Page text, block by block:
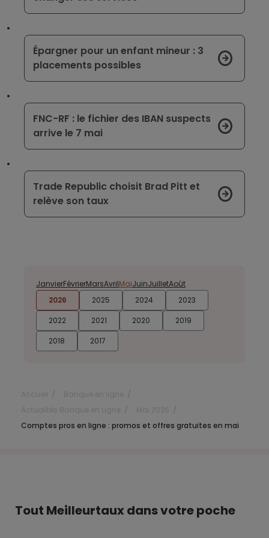
Épargner pour un enfant mineur : 3
placements possibles
FNC-RF : le fichier des IBAN suspects
arrive le 7 mai
Trade Republic choisit Brad Pitt et
relève son taux
2026 2025 2024
2023
2022
2021 2020
2019
2018
2017
JanvierFévrierMarsAvrilMaiJuinJuilletAoût
Comptes pros en ligne : promos et offres gratuites en mai
Tout Meilleurtaux dans votre poche